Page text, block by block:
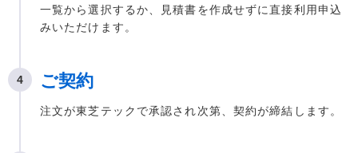
一覧から選択するか、見積書を作成せずに直接利用申込
みいただけます。
ご契約
注文が東芝テックで承認され次第、契約が締結します。